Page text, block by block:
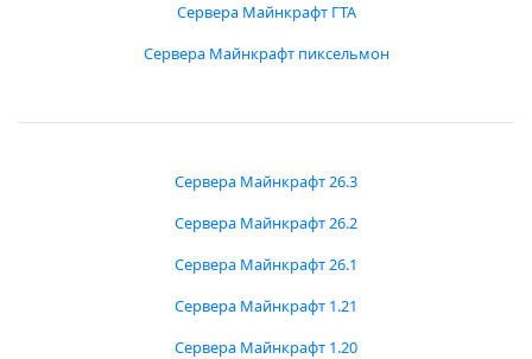
Сервера Майнкрафт ГТА
Сервера Майнкрафт пиксельмон
Сервера Майнкрафт 26.3
Сервера Майнкрафт 26.2
Сервера Майнкрафт 26.1
Сервера Майнкрафт 1.21
Сервера Майнкрафт 1.20